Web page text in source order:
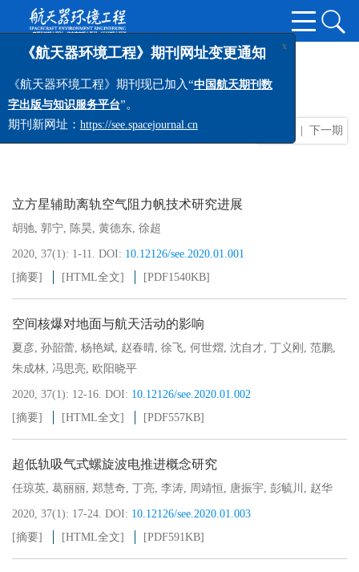
下一期
封面 目录
立方星辅助离轨空气阻力帆技术研究进展
胡驰, 郭宁, 陈昊, 黄德东, 徐超
2020, 37(1): 1-11. DOI: 10.12126/see.2020.01.001
[摘要]
[HTML全文] [PDF1540KB]
空间核爆对地面与航天活动的影响
夏彦, 孙韶蕾, 杨艳斌, 赵春晴, 徐飞, 何世熠, 沈自才, 丁义刚 , 范鹏,
朱成林, 冯思亮, 欧阳晓平
2020, 37(1): 12-16. DOI: 10.12126/see.2020.01.002
[摘要]
[HTML全文] [PDF557KB]
超低轨吸气式螺旋波电推进概念研究
任琼英, 葛丽丽, 郑慧奇, 丁亮, 李涛, 周靖恒, 唐振宇, 彭毓川 , 赵华
2020, 37(1): 17-24. DOI: 10.12126/see.2020.01.003
[摘要]
[HTML全文] [PDF591KB]
x
《航天器环境工程》期刊网址变更通知
《航天器环境工程》期刊现已加入“ 中国航天期刊数
字出版与知识服务平台
期刊新网址：